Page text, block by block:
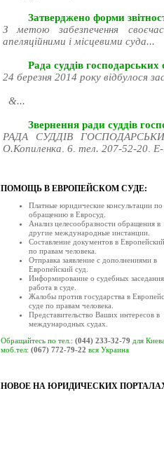
Затверджено форми
З метою забезпечення
апеляційними і місцевими суда...
Рада суддів господарських
24 березня 2014 року відбулося
&...
Звернення ради суддів
РАДА СУДДІВ
О.Копиленка, 6, тел. 207-52-20,
ква...
Рада суддів України, як вищий
залишатися осторонь су...
Відбулась V конференція
19 березня 2014 року в
відбулась V конференція су...
Відбулася XV конференція
19 березня 2014 року у
(вул. Московська, 8, ко...
Відбулася ІV конференція
18 березня 2014 року відбулася
скликана радою с...
17 березня 2014 року відбулося
ПОМОЩЬ В ЕВРОПЕЙСКОМ СУДЕ:
Платные юридические консультации по
обращению в Евросуд.
Анализ целесообразности обращения в
другие международные инстанции.
Составление документов в
по правам человека.
Отправка заявление с дополнениями в
Европейский суд.
Информирование о судебных
работа в суде.
Жалобы против государства в
суде по правам человека.
Представительство Ваших интересов в
международных судах.
Обращайтесь по тел.: (044) 233-32-79 для
моб.тел: (067) 772-79-22 вся Украина
НОВОЕ НА ЮРИДИЧЕСКИХ